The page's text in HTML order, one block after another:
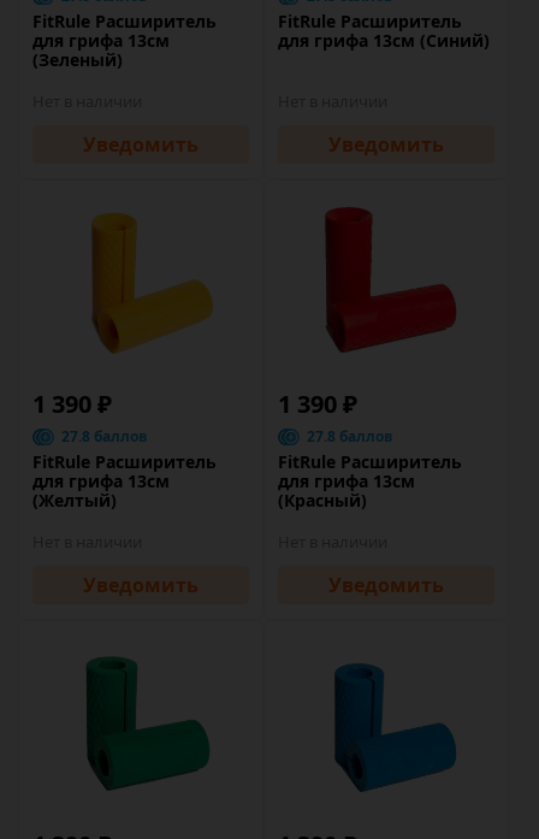
FitRule Расширитель
для грифа 13см
(Зеленый)
Уведомить
FitRule Расширитель
для грифа 13см (Синий)
Уведомить
1 390 ₽
27.8 баллов
FitRule Расширитель
для грифа 13см
(Желтый)
Уведомить
1 390 ₽
27.8 баллов
FitRule Расширитель
для грифа 13см
(Красный)
Уведомить